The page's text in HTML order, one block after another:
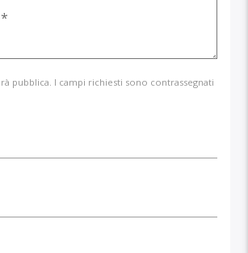
pubblica. I campi richiesti sono contrassegnati